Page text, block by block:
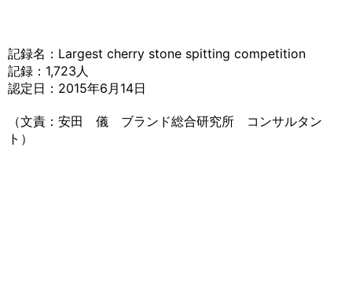
記録名：Largest cherry stone spitting competition
記録：1,723人
認定日：2015年6月14日
（文責：安田 儀 ブランド総合研究所 コンサルタン
ト）